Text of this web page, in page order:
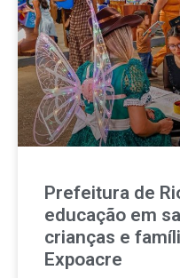
Prefeitura de
educação em
crianças e
Expoacre